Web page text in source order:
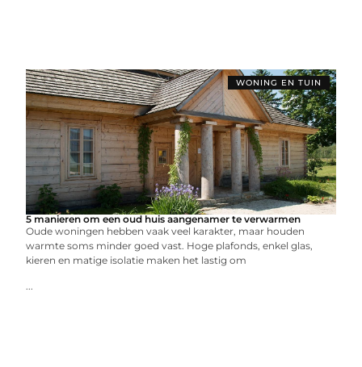
WONING EN TUIN
5 manieren om een oud huis aangenamer te verwarmen
Oude woningen hebben vaak veel karakter, maar houden
warmte soms minder goed vast. Hoge plafonds, enkel glas,
kieren en matige isolatie maken het lastig om
...